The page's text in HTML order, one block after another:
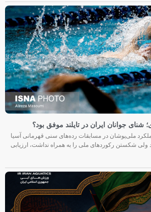
جوانان ایران در تایلند موفق بود؟
ملی‌پوشان در مسابقات رده‌های سنی قهرمانی آسیا
شد ولی شکستن رکوردهای ملی را به همراه نداشت، ارزیابی